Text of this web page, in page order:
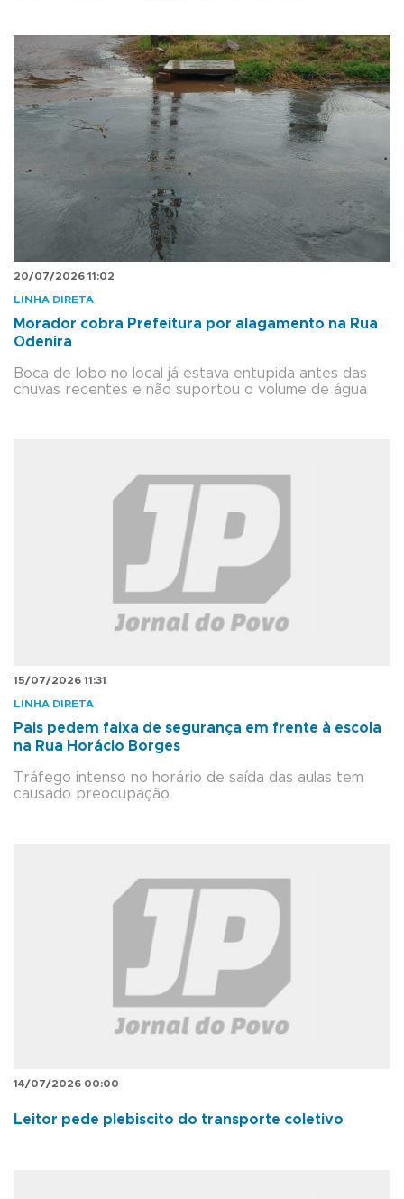
20/07/2026 11:02
LINHA DIRETA
Morador cobra Prefeitura por alagamento na Rua
Odenira
Boca de lobo no local já estava entupida antes das
chuvas recentes e não suportou o volume de água
15/07/2026 11:31
LINHA DIRETA
Pais pedem faixa de segurança em frente à escola
na Rua Horácio Borges
Tráfego intenso no horário de saída das aulas tem
causado preocupação
14/07/2026 00:00
Leitor pede plebiscito do transporte coletivo